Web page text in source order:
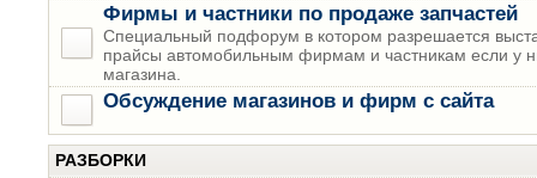
Фирмы и частники по продаже запчастей
Специальный подфорум в котором разрешается
прайсы автомобильным фирмам и частникам если у
магазина.
Обсуждение магазинов и фирм с сайта
РАЗБОРКИ